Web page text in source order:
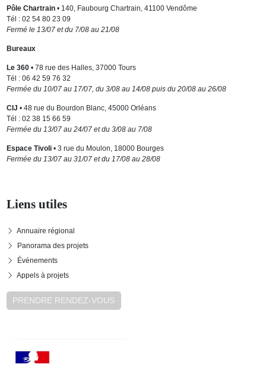
Pôle Chartrain• 140, Faubourg Chartrain, 41100 Vendôme
Tél : 02 54 80 23 09
Fermé le 13/07 et du 7/08 au 21/08
Bureaux
Le 360• 78 rue des Halles, 37000 Tours
Tél : 06 42 59 76 32
Fermée du 10/07 au 17/07, du 3/08 au 14/08 puis du 20/08 au 26/08
CIJ • 48 rue du Bourdon Blanc, 45000 Orléans
Tél : 02 38 15 66 59
Fermée du 13/07 au 24/07 et du 3/08 au 7/08
Espace Tivoli• 3 rue du Moulon, 18000 Bourges
Fermée du 13/07 au 31/07 et du 17/08 au 28/08
Liens utiles
Annuaire régional
Panorama des projets
Événements
Appels à projets
PRENDRE RENDEZ-VOUS